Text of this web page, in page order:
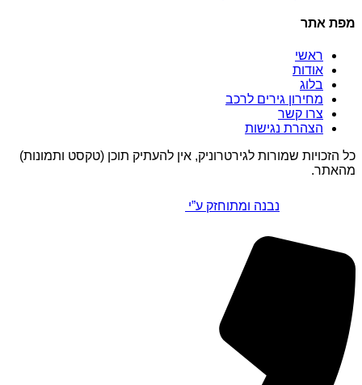
מפת אתר
ראשי
אודות
בלוג
מחירון גירים לרכב
צרו קשר
הצהרת נגישות
כל הזכויות שמורות לגירטרוניק, אין להעתיק תוכן (טקסט ותמונות)
מהאתר.
נבנה ומתוחזק ע”י